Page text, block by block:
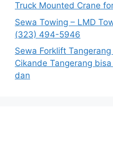
Truck Mounted Crane
Sewa Towing – LMD
(323) 494-5946
Sewa Forklift
Cikande Tangerang
dan